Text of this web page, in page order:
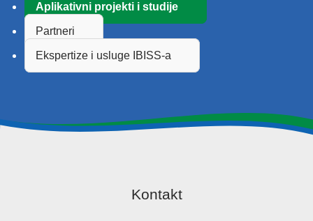
Aplikativni projekti i studije
Partneri
Ekspertize i usluge IBISS-a
Kontakt